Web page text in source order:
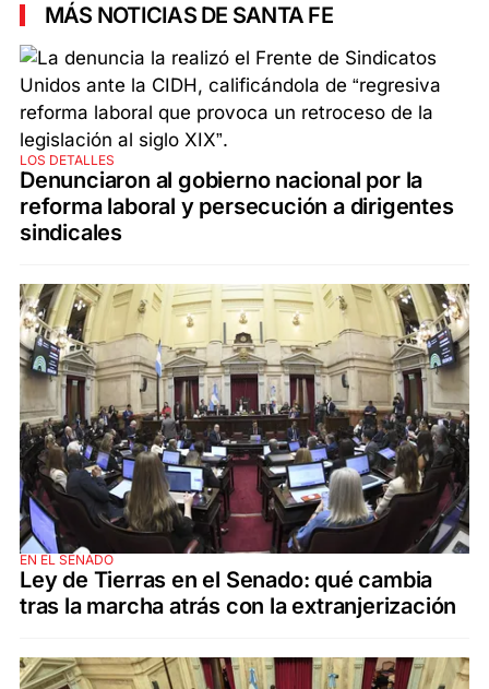
MÁS NOTICIAS DE SANTA FE
LOS DETALLES
Denunciaron al gobierno nacional por la
reforma laboral y persecución a dirigentes
sindicales
EN EL SENADO
Ley de Tierras en el Senado: qué cambia
tras la marcha atrás con la extranjerización